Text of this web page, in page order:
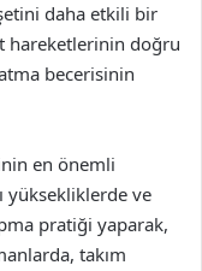
daha etkili bir
hareketlerinin doğru
becerisinin
en önemli
yüksekliklerde ve
pratiği yaparak,
takım